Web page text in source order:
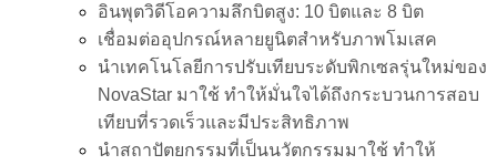
อินพุตวิดีโอความลึกบิตสูง: 10 บิตและ 8 บิต
เชื่อมต่ออุปกรณ์หลายยูนิตสำหรับภาพโมเสค
นำเทคโนโลยีการปรับเทียบระดับพิกเซลรุ่นใหม่ของ
NovaStar มาใช้ ทำให้มั่นใจได้ถึงกระบวนการสอบ
เทียบที่รวดเร็วและมีประสิทธิภาพ
นำสถาปัตยกรรมที่เป็นนวัตกรรมมาใช้ ทำให้